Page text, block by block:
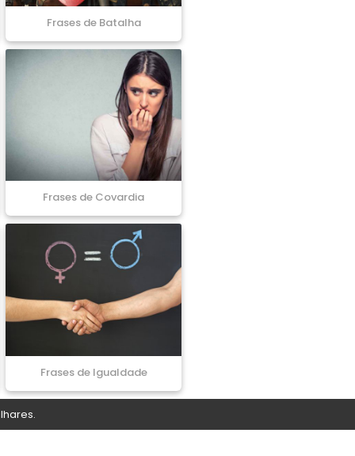
Frases de Batalha
Frases de Covardia
Frases de Igualdade